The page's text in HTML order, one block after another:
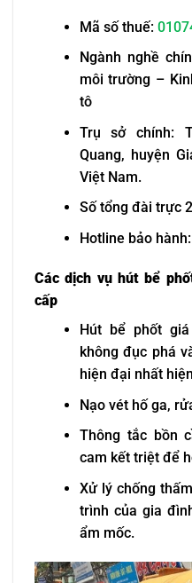
Mã số thuế:
Ngành nghề
môi trường –
tô
Trụ sở chính:
Quang, huyện
Việt Nam.
Số tổng đài trực
Hotline bảo hành:
Các dịch vụ hút bể
cấp
Hút bể phốt
không đục phá
hiện đại nhất
Nạo vét hố ga,
Thông tắc bồn
cam kết triệt để
Xử lý chống
trình của gia
ẩm mốc.